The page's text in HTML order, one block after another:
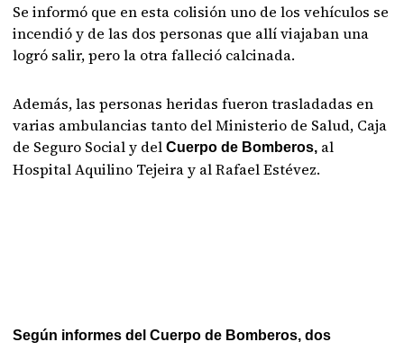
Se informó que en esta colisión uno de los vehículos se
incendió y de las dos personas que allí viajaban una
logró salir, pero la otra falleció calcinada.
Además, las personas heridas fueron trasladadas en
varias ambulancias tanto del Ministerio de Salud, Caja
de Seguro Social y delCuerpo de Bomberos, al
Hospital Aquilino Tejeira y al Rafael Estévez.
Según informes del Cuerpo de Bomberos, dos